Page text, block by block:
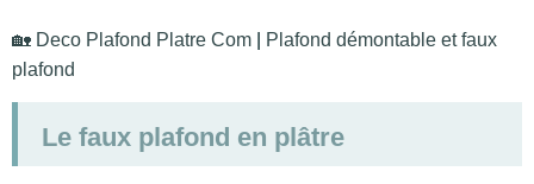
🏡 Deco Plafond Platre Com
Plafond démontable et faux
plafond
Le faux plafond en plâtre